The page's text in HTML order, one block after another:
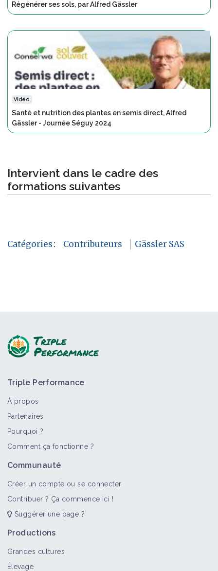
Régénérer ses sols, par Alfred Gässler
Vidéo
Santé et nutrition des plantes en semis direct, Alfred
Gässler - Journée Séguy 2024
Intervient dans le cadre des
formations suivantes
Catégories: Contributeurs Gässler SAS
Triple Performance
À propos
Partenaires
Pourquoi ?
Comment ça fonctionne ?
Communauté
Créer un compte ou se connecter
Contribuer ? Ça commence ici !
Suggérer une page ?
Productions
Grandes cultures
Élevage